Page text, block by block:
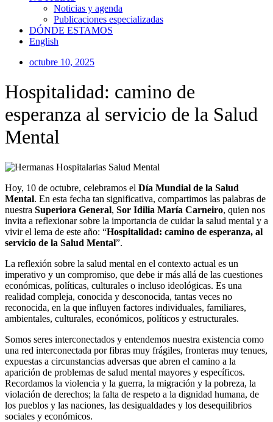
Noticias y agenda
Publicaciones especializadas
DÓNDE ESTAMOS
English
octubre 10, 2025
Hospitalidad: camino de
esperanza al servicio de la Salud
Mental
Hoy, 10 de octubre, celebramos el Día Mundial de la Salud
Mental. En esta fecha tan significativa, compartimos las palabras de
nuestra Superiora General, Sor Idilia María Carneiro, quien nos
invita a reflexionar sobre la importancia de cuidar la salud mental y a
vivir el lema de este año: “Hospitalidad: camino de esperanza, al
servicio de la Salud Mental”.
La reflexión sobre la salud mental en el contexto actual es un
imperativo y un compromiso, que debe ir más allá de las cuestiones
económicas, políticas, culturales o incluso ideológicas. Es una
realidad compleja, conocida y desconocida, tantas veces no
reconocida, en la que influyen factores individuales, familiares,
ambientales, culturales, económicos, políticos y estructurales.
Somos seres interconectados y entendemos nuestra existencia como
una red interconectada por fibras muy frágiles, fronteras muy tenues,
expuestas a circunstancias adversas que abren el camino a la
aparición de problemas de salud mental mayores y específicos.
Recordamos la violencia y la guerra, la migración y la pobreza, la
violación de derechos; la falta de respeto a la dignidad humana, de
los pueblos y las naciones, las desigualdades y los desequilibrios
sociales y económicos.